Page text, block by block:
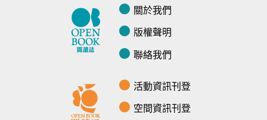
關於我們
版權聲明
聯絡我們
活動資訊刊登
空間資訊刊登